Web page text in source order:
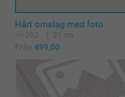
Hårt omslag med foto
29,2 21 cm
Från 499,00